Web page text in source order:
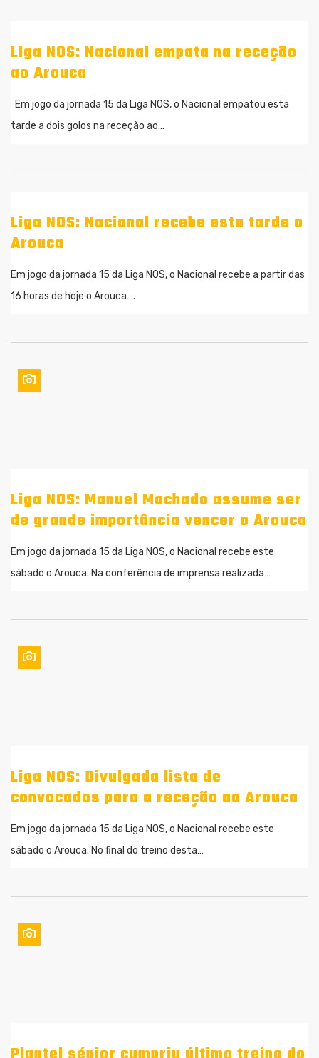
Liga NOS: Nacional empata na receção
ao Arouca
Em jogo da jornada 15 da Liga NOS, o Nacional empatou esta
tarde a dois golos na receção ao…
Liga NOS: Nacional recebe esta tarde o
Arouca
Em jogo da jornada 15 da Liga NOS, o Nacional recebe a partir das
16 horas de hoje o Arouca….
Liga NOS: Manuel Machado assume ser
de grande importância vencer o Arouca
Em jogo da jornada 15 da Liga NOS, o Nacional recebe este
sábado o Arouca. Na conferência de imprensa realizada…
Liga NOS: Divulgada lista de
convocados para a receção ao Arouca
Em jogo da jornada 15 da Liga NOS, o Nacional recebe este
sábado o Arouca. No final do treino desta…